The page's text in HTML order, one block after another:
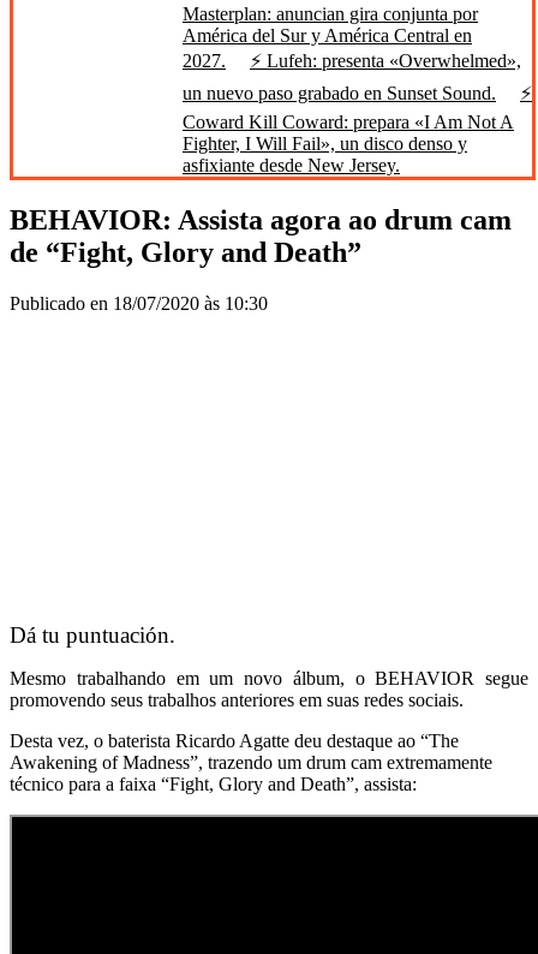
Masterplan: anuncian gira conjunta por
América del Sur y América Central en
2027.
⚡ Lufeh: presenta «Overwhelmed»,
un nuevo paso grabado en Sunset Sound.
⚡
Coward Kill Coward: prepara «I Am Not A
Fighter, I Will Fail», un disco denso y
asfixiante desde New Jersey.
BEHAVIOR: Assista agora ao drum cam
de “Fight, Glory and Death”
Publicado en 18/07/2020 às 10:30
Dá tu puntuación.
Mesmo trabalhando em um novo álbum, o BEHAVIOR segue
promovendo seus trabalhos anteriores em suas redes sociais.
Desta vez, o baterista Ricardo Agatte deu destaque ao “The
Awakening of Madness”, trazendo um drum cam extremamente
técnico para a faixa “Fight, Glory and Death”, assista: